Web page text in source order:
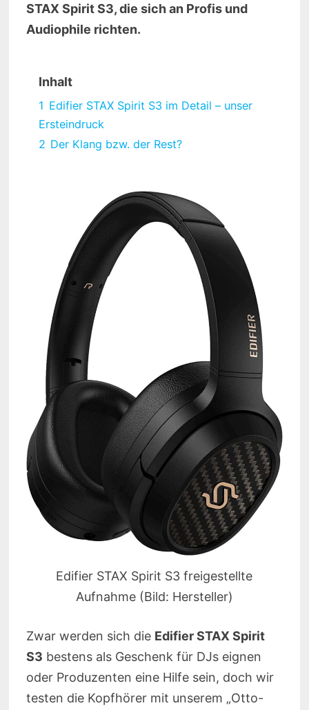
STAX Spirit S3, die sich an Profis und
Audiophile richten.
Inhalt
1 Edifier STAX Spirit S3 im Detail – unser
Ersteindruck
2 Der Klang bzw. der Rest?
Edifier STAX Spirit S3 freigestellte
Aufnahme (Bild: Hersteller)
Zwar werden sich die Edifier STAX Spirit
S3 bestens als Geschenk für DJs eignen
oder Produzenten eine Hilfe sein, doch wir
testen die Kopfhörer mit unserem „Otto-